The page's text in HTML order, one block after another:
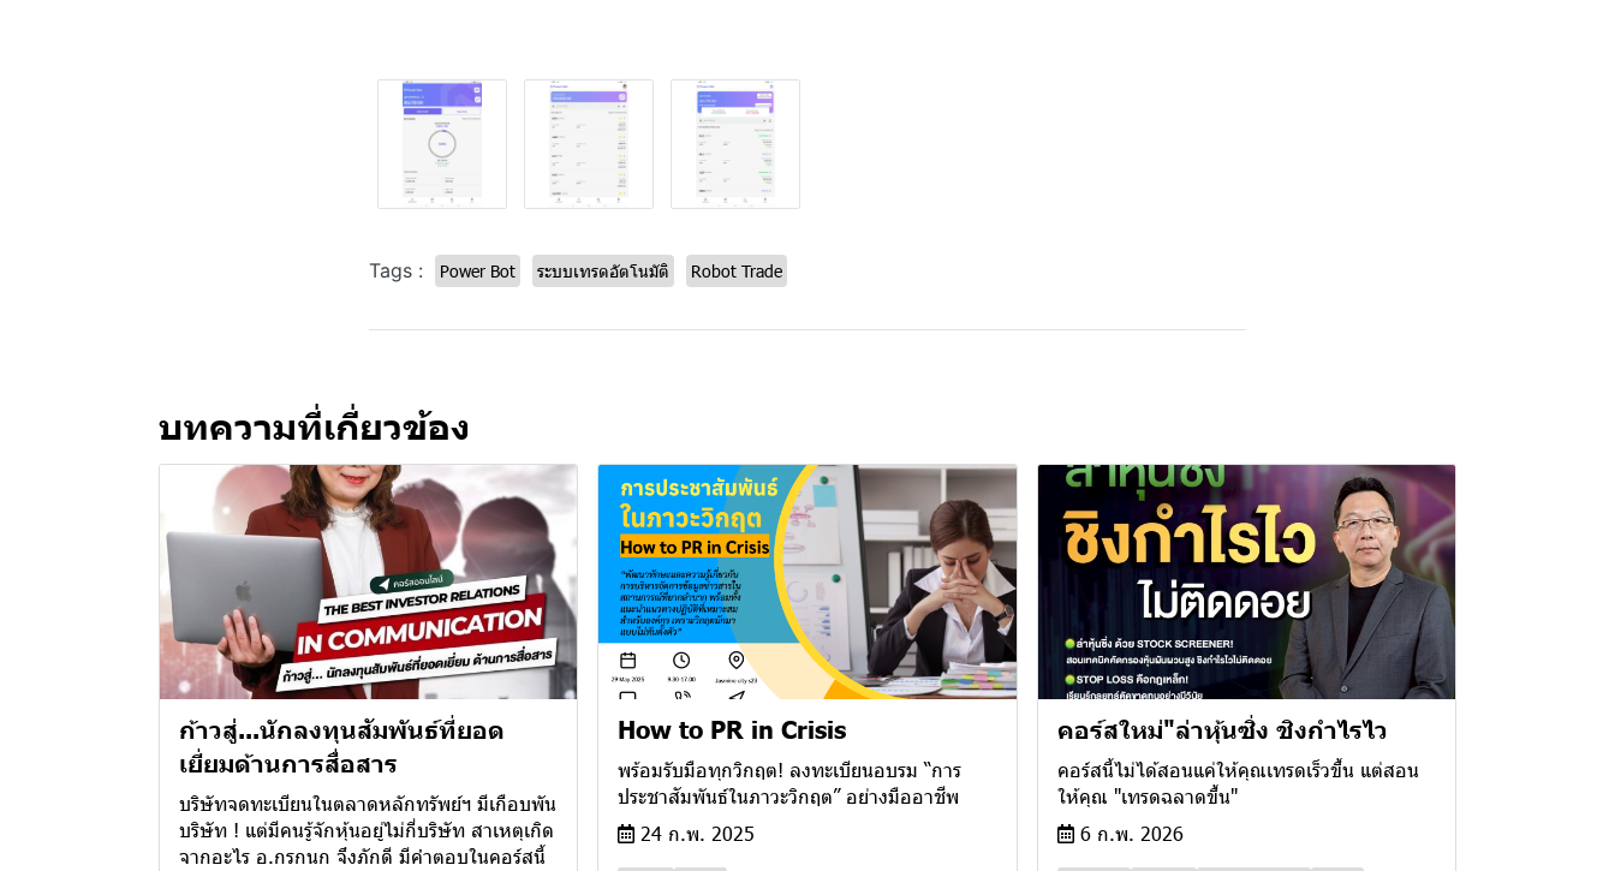
Tags : Power Bot ระบบเทรดอัตโนมัติ Robot Trade
บทความที่เกี่ยวข้อง
ก้าวสู่...นักลงทุนสัมพันธ์ที่ยอด
เยี่ยมด้านการสื่อสาร
บริษัทจดทะเบียนในตลาดหลักทรัพย์ฯ มีเกือบพัน
บริษัท ! แต่มีคนรู้จักหุ้นอยู่ไม่กี่บริษัท สาเหตุเกิด
จากอะไร อ.กรกนก จึงภักดี มีคำตอบในคอร์สนี้
How to PR in Crisis
พร้อมรับมือทุกวิกฤต! ลงทะเบียนอบรม “การ
ประชาสัมพันธ์ในภาวะวิกฤต” อย่างมืออาชีพ
24 ก.พ. 2025
คอร์สใหม่​"ล่าหุ้นซิ่ง ชิงกำไรไว
คอร์สนี้ไม่ได้สอนแค่ให้คุณเทรดเร็วขึ้น แต่สอน
ให้คุณ "เทรดฉลาดขึ้น"
6 ก.พ. 2026